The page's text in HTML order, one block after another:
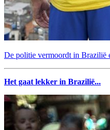
De politie vermoordt in Brazilië
Het gaat lekker in Brazilië...